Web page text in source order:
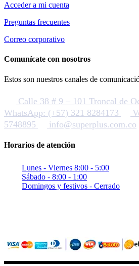
Acceder a mi cuenta
Preguntas frecuentes
Correo corporativo
Comunícate con nosotros
Estos son nuestros canales de
Calle 38 # 9 – 101 Troncal de
WhatsApp: (+57) 321 8284173
5748895
info@superplus.com.co
Horarios de atención
Lunes - Viernes 8:00 - 5:00
Sábado - 8:00 - 1:00
Domingos y festivos - Cerrado